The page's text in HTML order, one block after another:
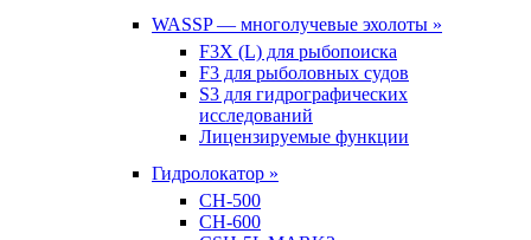
WASSP — многолучевые эхолоты »
F3X (L) для рыбопоиска
F3 для рыболовных судов
S3 для гидрографических
исследований
Лицензируемые функции
Гидролокатор »
CH-500
CH-600